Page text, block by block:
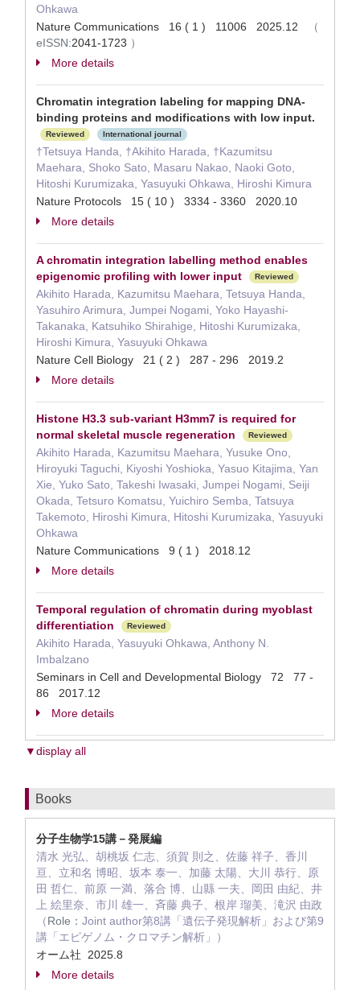
Ohkawa
Nature Communications 16 ( 1 ) 11006 2025.12
（
eISSN:2041-1723 ）
More details
Chromatin integration labeling for mapping DNA-
binding proteins and modifications with low input.
Reviewed International journal
†Tetsuya Handa, †Akihito Harada, †Kazumitsu
Maehara, Shoko Sato, Masaru Nakao, Naoki Goto,
Hitoshi Kurumizaka, Yasuyuki Ohkawa, Hiroshi Kimura
Nature Protocols 15 ( 10 ) 3334 - 3360 2020.10
More details
A chromatin integration labelling method enables
epigenomic profiling with lower input
Reviewed
Akihito Harada, Kazumitsu Maehara, Tetsuya Handa,
Yasuhiro Arimura, Jumpei Nogami, Yoko Hayashi-
Takanaka, Katsuhiko Shirahige, Hitoshi Kurumizaka,
Hiroshi Kimura, Yasuyuki Ohkawa
Nature Cell Biology 21 ( 2 ) 287 - 296 2019.2
More details
Histone H3.3 sub-variant H3mm7 is required for
normal skeletal muscle regeneration
Reviewed
Akihito Harada, Kazumitsu Maehara, Yusuke Ono,
Hiroyuki Taguchi, Kiyoshi Yoshioka, Yasuo Kitajima, Yan
Xie, Yuko Sato, Takeshi Iwasaki, Jumpei Nogami, Seiji
Okada, Tetsuro Komatsu, Yuichiro Semba, Tatsuya
Takemoto, Hiroshi Kimura, Hitoshi Kurumizaka, Yasuyuki
Ohkawa
Nature Communications 9 ( 1 ) 2018.12
More details
Temporal regulation of chromatin during myoblast
differentiation
Reviewed
Akihito Harada, Yasuyuki Ohkawa, Anthony N.
Imbalzano
Seminars in Cell and Developmental Biology 72 77 -
86 2017.12
More details
▼display all
Books
分子生物学15講－発展編
清水 光弘、胡桃坂 仁志、須賀 則之、佐藤 祥子、香川
亘、立和名 博昭、坂本 泰一、加藤 太陽、大川 恭行、原
田 哲仁、前原 一満、落合 博、山縣 一夫、岡田 由紀、井
上 絵里奈、市川 雄一、斉藤 典子、根岸 瑠美、滝沢 由政
（Role： Joint author第8講「遺伝子発現解析」および第9
講「エピゲノム・クロマチン解析」）
オーム社 2025.8
More details